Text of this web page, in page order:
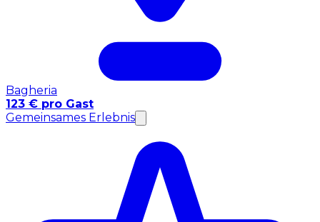
Bagheria
123 € pro Gast
Gemeinsames Erlebnis